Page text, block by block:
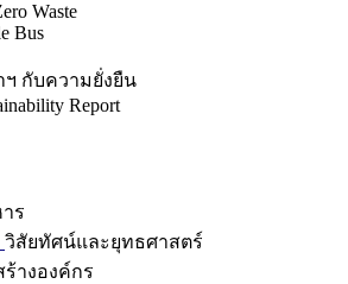
Waste
Bus
ฯ กับความยั่งยืน
Report
ร
วิสัยทัศน์และยุทธศาสตร์
ร้างองค์กร